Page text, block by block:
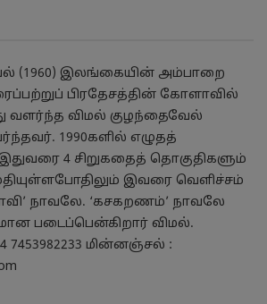
(1960) இலங்கையின் அம்பாறை
பிரதேசத்தின் கோளாவில்
வளர்ந்த விமல் குழந்தைவேல்
1990களில் எழுதத்
4 சிறுகதைத் தொகுதிகளும்
இவரை வெளிச்சம்
நாவலே. ‘கசகறணம்’ நாவலே
படைப்பென்கிறார் விமல்.
7453982233 மின்னஞ்சல் :